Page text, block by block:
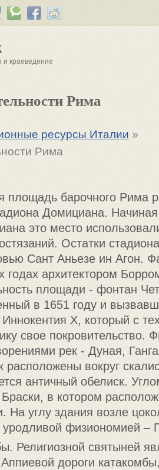
и краеведение
Рима
ресурсы Италии »
Рима
площадь барочного Рима
Домициана.
это место
Остатки
Сант Аньезе ин Агон.
годах архитектором
площади - фонтан
в 1651 году и
Х, который с
свое покровительство.
рек - Дуная,
расположены вокруг
античный обелиск.
в котором
На углу здания возле
уродливой физиономией –
Религиозной святыней
дороги